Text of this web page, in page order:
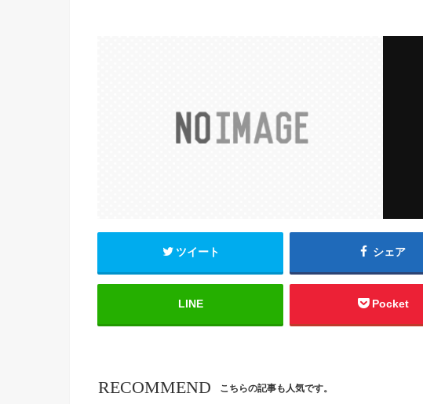
ツイート シェア
LINE Pocket
RECOMMEND こちらの記事も人気です。